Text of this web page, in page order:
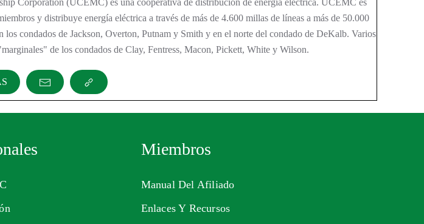
Corporation (UCEMC) es una cooperativa de distribución de energía eléctrica. UCEMC es
y distribuye energía eléctrica a través de más de 4.600 millas de líneas a más de 50.000
los condados de Jackson, Overton, Putnam y Smith y en el norte del condado de DeKalb. Varios
de los condados de Clay, Fentress, Macon, Pickett, White y Wilson.
Miembros
Manual Del Afiliado
Enlaces Y Recursos